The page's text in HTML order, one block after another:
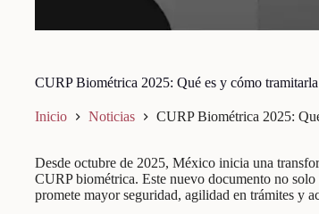
CURP Biométrica 2025: Qué es y cómo tramitarla
Inicio Noticias CURP Biométrica 2025:
Desde octubre de 2025, México inicia una
CURP biométrica. Este nuevo documento no
promete mayor seguridad, agilidad en trámites y